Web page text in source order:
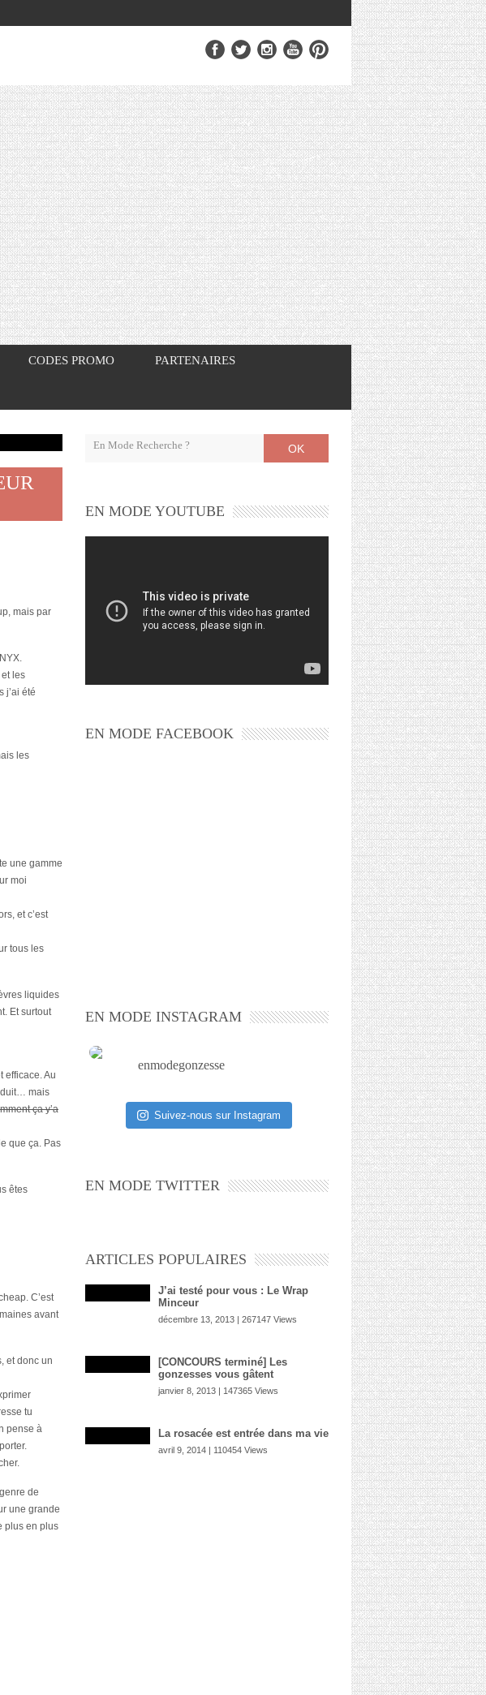
CODES PROMO PARTENAIRES
mais par
et les
j’ai été
les
une gamme
moi
et c’est
tous les
liquides
Et surtout
efficace. Au
mais
ça y’a
que ça. Pas
êtes
C’est
avant
et donc un
tu
pense à
de
une grande
plus en plus
OK
EN MODE YOUTUBE
EN MODE FACEBOOK
EN MODE INSTAGRAM
enmodegonzesse
Suivez-nous sur Instagram
EN MODE TWITTER
ARTICLES POPULAIRES
J’ai testé pour vous : Le Wrap
Minceur
décembre 13, 2013 | 267147 Views
[CONCOURS terminé] Les
gonzesses vous gâtent
janvier 8, 2013 | 147365 Views
La rosacée est entrée dans ma vie
avril 9, 2014 | 110454 Views